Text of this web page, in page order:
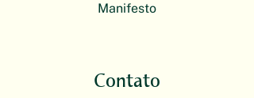
Manifesto
Contato